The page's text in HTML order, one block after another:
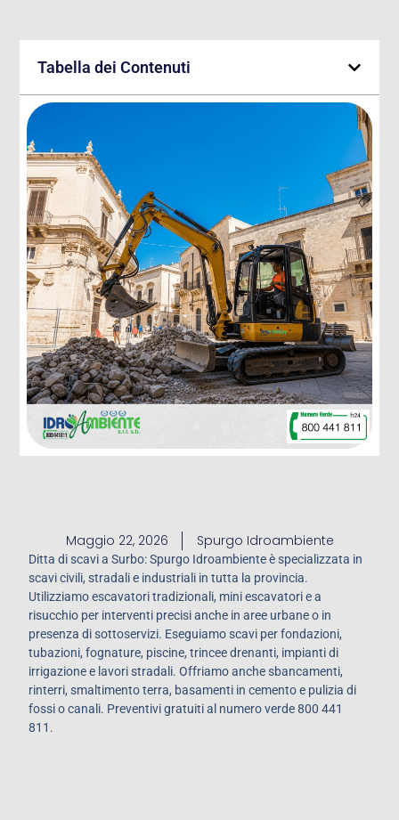
Tabella dei Contenuti
Ditta di scavi a Surbo: Spurgo Idroambiente è specializzata in
scavi civili, stradali e industriali in tutta la provincia.
Utilizziamo escavatori tradizionali, mini escavatori e a
risucchio per interventi precisi anche in aree urbane o in
presenza di sottoservizi. Eseguiamo scavi per fondazioni,
tubazioni, fognature, piscine, trincee drenanti, impianti di
irrigazione e lavori stradali. Offriamo anche sbancamenti,
rinterri, smaltimento terra, basamenti in cemento e pulizia di
fossi o canali. Preventivi gratuiti al numero verde 800 441
811.
Maggio 22, 2026 Spurgo Idroambiente